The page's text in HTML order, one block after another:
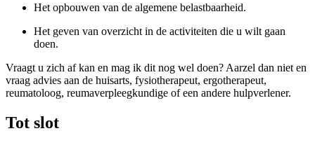
Het opbouwen van de algemene belastbaarheid.
Het geven van overzicht in de activiteiten die u wilt gaan
doen.
Vraagt u zich af kan en mag ik dit nog wel doen? Aarzel dan niet en
vraag advies aan de huisarts, fysiotherapeut, ergotherapeut,
reumatoloog, reumaverpleegkundige of een andere hulpverlener.
Tot slot